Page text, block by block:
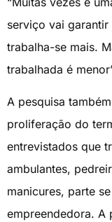
serviço vai
trabalha-se mais.
trabalhada é
A pesquisa
proliferação do
entrevistados que
ambulantes,
manicures, parte
empreendedora. A